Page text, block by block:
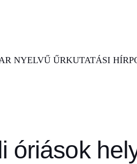
NYELVŰ ŰRKUTATÁSI
óriások